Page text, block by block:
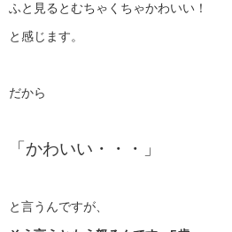
ふと見るとむちゃくちゃかわいい！
と感じます。
だから
「かわいい・・・」
と言うんですが、